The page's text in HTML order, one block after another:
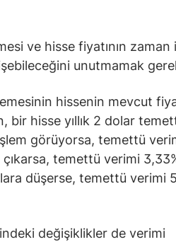
ve hisse fiyatının zaman
unutmamak
hissenin mevcut
bir hisse yıllık 2 dolar
görüyorsa, temettü
temettü verimi
düşerse, temettü verimi
değişiklikler de verimi